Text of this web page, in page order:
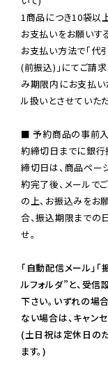
1商品につき10袋以
お支払いをお願いす
お支払い方法で「代
(前振込)」にてご請
み期限内にお支払い
ル扱いとさせていただ
■ 予約商品の事前
約締切日までに銀行
締切日は、商品ペー
約完了後、メールで
の上、お振込みをお
合、振込期限までの
せ。
「自動配信メール」
ルフォルダ”と、受
下さい。いずれの場
ない場合は、キャン
(土日祝は定休日の
ます。)